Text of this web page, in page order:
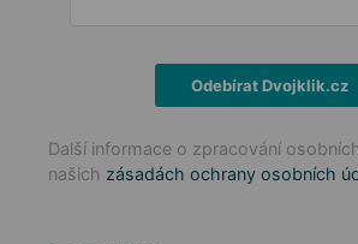
Odebírat Dvojklik.cz
Další informace o zpracování
našich zásadách ochrany osobních